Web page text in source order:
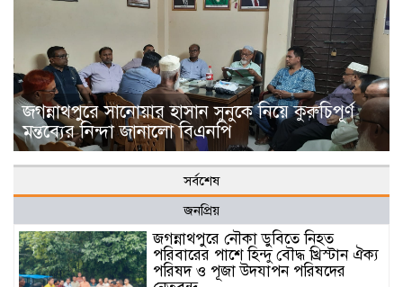
জগন্নাথপুরে সানোয়ার হাসান সুনুকে নিয়ে কুরুচিপূর্ণ
মন্তব্যের নিন্দা জানালো বিএনপি
সর্বশেষ
জনপ্রিয়
জগন্নাথপুরে নৌকা ডুবিতে নিহত
পরিবারের পাশে হিন্দু বৌদ্ধ খ্রিস্টান ঐক্য
পরিষদ ও পূজা উদযাপন পরিষদের